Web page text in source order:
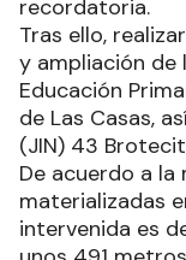
recordatoria.
Tras ello,
y ampliación de
Educación
de Las Casas,
(JIN) 43
De acuerdo a
materializadas
intervenida es